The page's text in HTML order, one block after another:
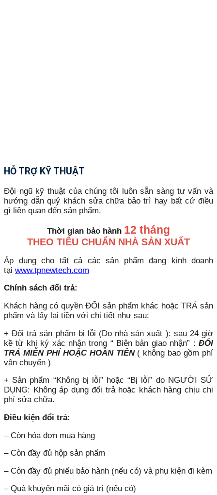
HỖ TRỢ KỸ THUẬT
Đội ngũ kỹ thuật của chúng tôi luôn sẵn sàng tư vấn và
hướng dẫn quý khách sửa chữa bảo trì hay bất cứ điều
gì liên quan đến sản phẩm.
Thời gian bảo hành 12 tháng
THEO TIÊU CHUẨN NHÀ SẢN XUẤT
Áp dụng cho tất cả các sản phẩm đang kinh doanh
tại www.tpnewtech.com
Chính sách đổi trả:
Khách hàng có quyền ĐỔI sản phẩm khác hoặc TRẢ sản
phẩm và lấy lại tiền với chi tiết như sau:
+ Đổi trả sản phẩm bị lỗi (Do nhà sản xuất ): sau 24 giờ
kề từ khi ký xác nhận trong “ Biên bản giao nhận” : ĐỔI
TRẢ MIỄN PHÍ HOẶC HOÀN TIỀN( không bao gồm phí
vận chuyển )
+ Sản phẩm “Không bị lỗi” hoặc “Bị lỗi” do NGƯỜI SỬ
DỤNG: Không áp dụng đổi trả hoặc khách hàng chịu chi
phí sửa chữa.
Điều kiện đổi trả:
– Còn hóa đơn mua hàng
– Còn đầy đủ hộp sản phẩm
– Còn đầy đủ phiếu bảo hành (nếu có) và phụ kiện đi kèm
– Quà khuyến mãi có giá trị (nếu có)